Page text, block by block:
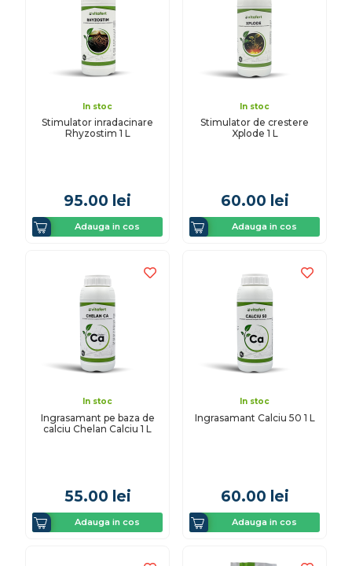
In stoc
Stimulator inradacinare
Rhyzostim 1 L
95.00 lei
Adauga in cos
In stoc
Stimulator de crestere
Xplode 1 L
60.00 lei
Adauga in cos
In stoc
Ingrasamant pe baza de
calciu Chelan Calciu 1 L
55.00 lei
Adauga in cos
In stoc
Ingrasamant Calciu 50 1 L
60.00 lei
Adauga in cos